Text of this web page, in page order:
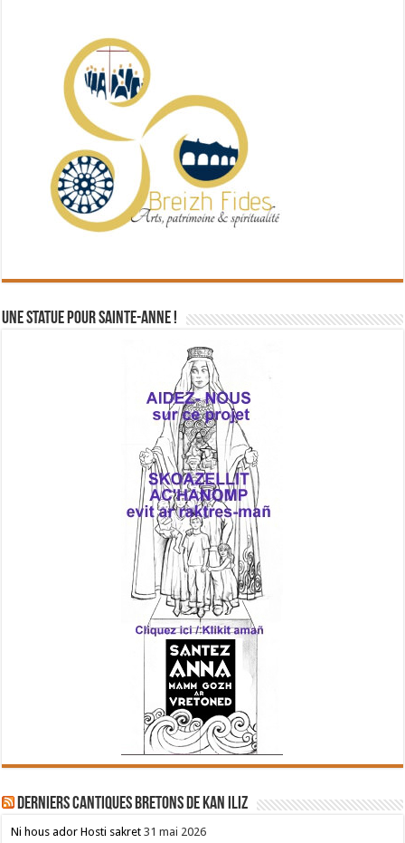
Une statue pour Sainte-Anne !
Derniers cantiques bretons de Kan Iliz
Ni hous ador Hosti sakret 31 mai 2026